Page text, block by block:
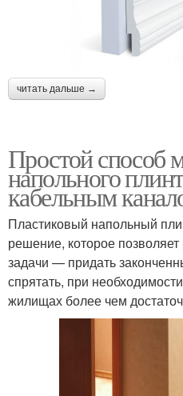
читать дальше →
Простой способ
напольного
кабельным
Пластиковый напольный
решение, которое
задачи — придать
спрятать, при
жилищах более чем